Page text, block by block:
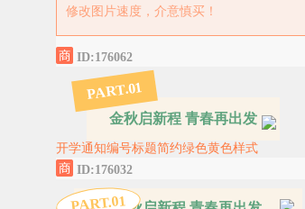
修改图片速度，介意慎买！
ID:176062
PART.01
金秋启新程 青春再出发
开学通知编号标题简约绿色黄色样式
ID:176032
PART.01